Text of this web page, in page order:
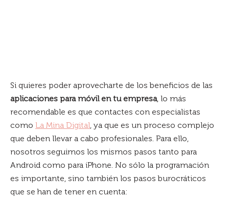
Si quieres poder aprovecharte de los beneficios de las
aplicaciones para móvil en tu empresa, lo más
recomendable es que contactes con especialistas
como La Mina Digital, ya que es un proceso complejo
que deben llevar a cabo profesionales. Para ello,
nosotros seguimos los mismos pasos tanto para
Android como para iPhone. No sólo la programación
es importante, sino también los pasos burocráticos
que se han de tener en cuenta: